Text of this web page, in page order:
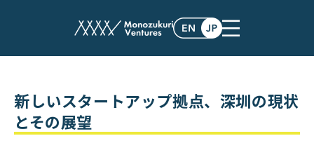
post
新しいスタートアップ拠点、深圳の現状
とその展望